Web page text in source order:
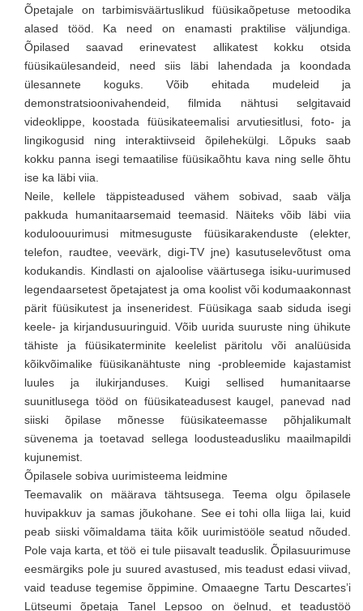
Õpetajale on tarbimisväärtuslikud füüsikaõpetuse metoodika
alased tööd. Ka need on enamasti praktilise väljundiga.
Õpilased saavad erinevatest allikatest kokku otsida
füüsikaülesandeid, need siis läbi lahendada ja koondada
ülesannete koguks. Võib ehitada mudeleid ja
demonstratsioonivahendeid, filmida nähtusi selgitavaid
videoklippe, koostada füüsikateemalisi arvutiesitlusi, foto- ja
lingikogusid ning interaktiivseid õpilehekülgi. Lõpuks saab
kokku panna isegi temaatilise füüsikaõhtu kava ning selle õhtu
ise ka läbi viia.
Neile, kellele täppisteadused vähem sobivad, saab välja
pakkuda humanitaarsemaid teemasid. Näiteks võib läbi viia
koduloouurimusi mitmesuguste füüsikarakenduste (elekter,
telefon, raudtee, veevärk, digi-TV jne) kasutuselevõtust oma
kodukandis. Kindlasti on ajaloolise väärtusega isiku-uurimused
legendaarsetest õpetajatest ja oma koolist või kodumaakonnast
pärit füüsikutest ja inseneridest. Füüsikaga saab siduda isegi
keele- ja kirjandusuuringuid. Võib uurida suuruste ning ühikute
tähiste ja füüsikaterminite keelelist päritolu või analüüsida
kõikvõimalike füüsikanähtuste ning -probleemide kajastamist
luules ja ilukirjanduses. Kuigi sellised humanitaarse
suunitlusega tööd on füüsikateadusest kaugel, panevad nad
siiski õpilase mõnesse füüsikateemasse põhjalikumalt
süvenema ja toetavad sellega loodusteadusliku maailmapildi
kujunemist.
Õpilasele sobiva uurimisteema leidmine
Teemavalik on määrava tähtsusega. Teema olgu õpilasele
huvipakkuv ja samas jõukohane. See ei tohi olla liiga lai, kuid
peab siiski võimaldama täita kõik uurimistööle seatud nõuded.
Pole vaja karta, et töö ei tule piisavalt teaduslik. Õpilasuurimuse
eesmärgiks pole ju suured avastused, mis teadust edasi viivad,
vaid teaduse tegemise õppimine. Omaaegne Tartu Descartes’i
Lütseumi õpetaja Tanel Lepsoo on öelnud, et teadustöö